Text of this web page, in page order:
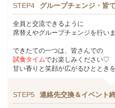
STEP4 グループチェンジ・皆
全員と交流できるように
席替えやグループチェンジを行い
できたての一つは、皆さんでの
試食タイムでお楽しみください♡
甘い香りと笑顔が広がるひととき
STEP5 連絡先交換＆イベント